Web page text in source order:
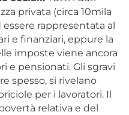
privata (circa 10mila
rappresentata al
e finanziari, eppure la
imposte viene ancora
e pensionati. Gli sgravi
spesso, si rivelano
per i lavoratori. Il
relativa e del